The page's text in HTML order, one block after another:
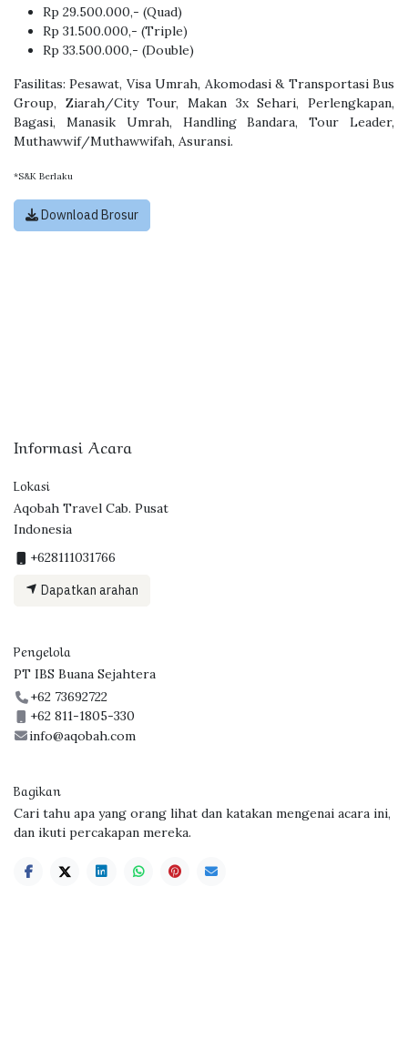
Rp 29.500.000,- (Quad)
Rp 31.500.000,- (Triple)
Rp 33.500.000,- (Double)
Fasilitas: Pesawat, Visa Umrah, Akomodasi & Transportasi Bus
Group, Ziarah/City Tour, Makan 3x Sehari, Perlengkapan,
Bagasi, Manasik Umrah, Handling Bandara, Tour Leader,
Muthawwif/Muthawwifah, Asuransi.
*S&K Berlaku
Download Brosur
Informasi Acara
Lokasi
Aqobah Travel Cab. Pusat
Indonesia
+628111031766
Dapatkan arahan
Pengelola
PT IBS Buana Sejahtera
+62 73692722
+62 811-1805-330
info@aqobah.com
Bagikan
Cari tahu apa yang orang lihat dan katakan mengenai acara ini,
dan ikuti percakapan mereka.